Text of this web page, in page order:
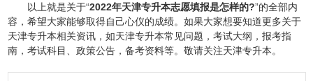
以上就是关于“2022年天津专升本志愿填报是怎样的?”的全部内
容，希望大家能够取得自己心仪的成绩。如果大家想要知道更多关于
天津专升本相关资讯，如天津专升本常见问题，考试大纲，报考指
南，考试科目、政策公告，备考资料等。敬请关注天津专升本。